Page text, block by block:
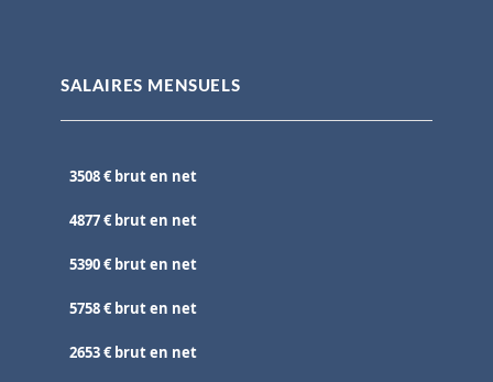
SALAIRES MENSUELS
3508 € brut en net
4877 € brut en net
5390 € brut en net
5758 € brut en net
2653 € brut en net